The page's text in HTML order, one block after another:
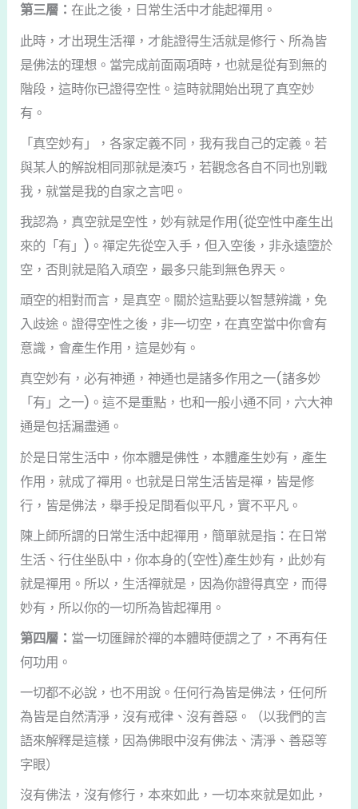
第三層：在此之後，日常生活中才能起禪用。
此時，才出現生活禪，才能證得生活就是修行、所為皆
是佛法的理想。當完成前面兩項時，也就是從有到無的
階段，這時你已證得空性。這時就開始出現了真空妙
有。
「真空妙有」，各家定義不同，我有我自己的定義。若
與某人的解說相同那就是湊巧，若觀念各自不同也別戰
我，就當是我的自家之言吧。
我認為，真空就是空性，妙有就是作用(從空性中產生出
來的「有」)。禪定先從空入手，但入空後，非永遠墮於
空，否則就是陷入頑空，最多只能到無色界天。
頑空的相對而言，是真空。關於這點要以智慧辨識，免
入歧途。證得空性之後，非一切空，在真空當中你會有
意識，會產生作用，這是妙有。
真空妙有，必有神通，神通也是諸多作用之一(諸多妙
「有」之一)。這不是重點，也和一般小通不同，六大神
通是包括漏盡通。
於是日常生活中，你本體是佛性，本體產生妙有，產生
作用，就成了禪用。也就是日常生活皆是禪，皆是修
行，皆是佛法，舉手投足間看似平凡，實不平凡。
陳上師所謂的日常生活中起禪用，簡單就是指：在日常
生活、行住坐臥中，你本身的(空性)產生妙有，此妙有
就是禪用。所以，生活禪就是，因為你證得真空，而得
妙有，所以你的一切所為皆起禪用。
第四層： 當一切匯歸於禪的本體時便謂之了，不再有任
何功用。
一切都不必說，也不用說。任何行為皆是佛法，任何所
為皆是自然清淨，沒有戒律、沒有善惡。（以我們的言
語來解釋是這樣，因為佛眼中沒有佛法、清淨、善惡等
字眼）
沒有佛法，沒有修行，本來如此，一切本來就是如此，